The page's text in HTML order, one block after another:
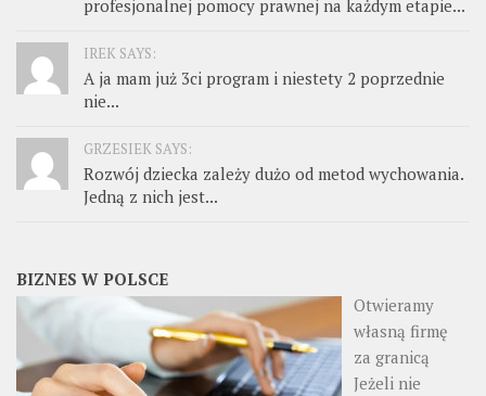
profesjonalnej pomocy prawnej na każdym etapie...
IREK SAYS:
A ja mam już 3ci program i niestety 2 poprzednie
nie...
GRZESIEK SAYS:
Rozwój dziecka zależy dużo od metod wychowania.
Jedną z nich jest...
BIZNES W POLSCE
Otwieramy
własną firmę
za granicą
Jeżeli nie